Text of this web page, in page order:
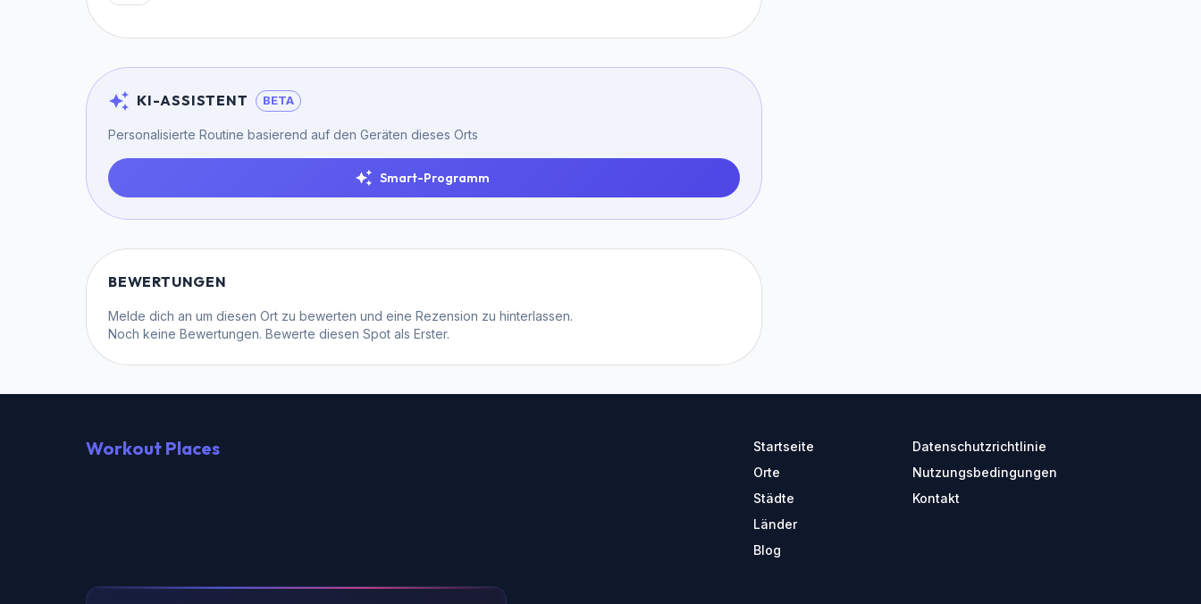
KI-ASSISTENT BETA
Personalisierte Routine basierend auf den Geräten dieses Orts
Smart-Programm
BEWERTUNGEN
Melde dich an um diesen Ort zu bewerten und eine Rezension zu hinterlassen.
Noch keine Bewertungen. Bewerte diesen Spot als Erster.
Workout Places
Startseite
Orte
Städte
Länder
Blog
Datenschutzrichtlinie
Nutzungsbedingungen
Kontakt